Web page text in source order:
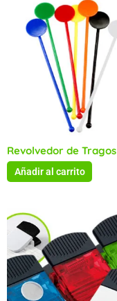
Revolvedor de Tragos
Añadir al carrito